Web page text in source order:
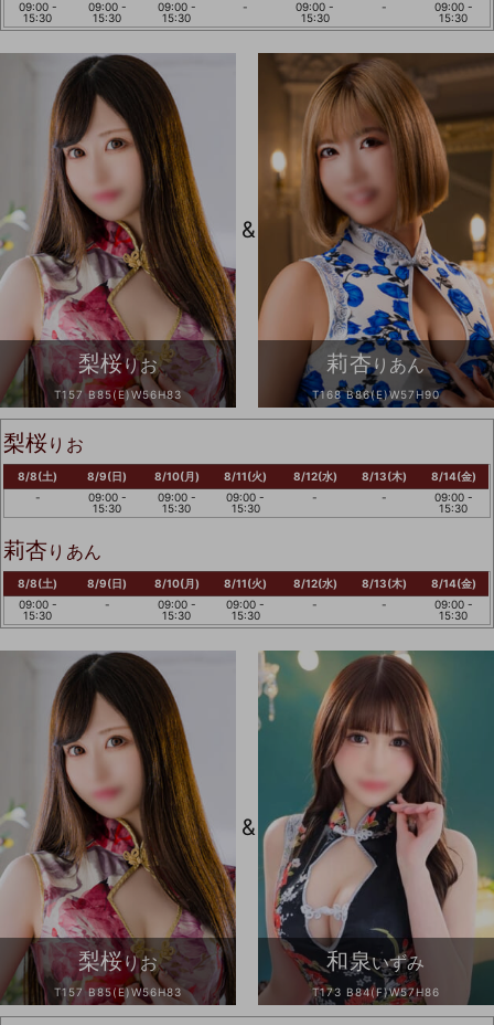
09:00 -
15:30
09:00 -
15:30
09:00 -
15:30
-
09:00 -
15:30
-
09:00 -
15:30
梨桜りお
T157 B85(E)W56H83
&
莉杏りあん
T168 B86(E)W57H90
梨桜りお
8/8(土)
-
8/9(日)
09:00 -
15:30
8/10(月)
09:00 -
15:30
8/11(火)
09:00 -
15:30
8/12(水)
-
8/13(木)
-
8/14(金)
09:00 -
15:30
莉杏りあん
8/8(土)
09:00 -
15:30
8/9(日)
-
8/10(月)
09:00 -
15:30
8/11(火)
09:00 -
15:30
8/12(水)
-
8/13(木)
-
8/14(金)
09:00 -
15:30
梨桜りお
T157 B85(E)W56H83
&
和泉いずみ
T173 B84(F)W57H86